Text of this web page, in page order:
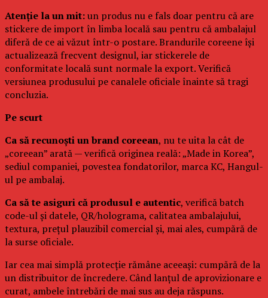
Atenție la un mit:un produs nu e fals doar pentru că are
stickere de import în limba locală sau pentru că ambalajul
diferă de ce ai văzut într-o postare. Brandurile coreene își
actualizează frecvent designul, iar stickerele de
conformitate locală sunt normale la export. Verifică
versiunea produsului pe canalele oficiale înainte să tragi
concluzia.
Pe scurt
Ca să recunoști un brand coreean, nu te uita la cât de
„coreean” arată — verifică originea reală: „Made in Korea”,
sediul companiei, povestea fondatorilor, marca KC, Hangul-
ul pe ambalaj.
Ca să te asiguri că produsul e autentic, verifică batch
code-ul și datele, QR/holograma, calitatea ambalajului,
textura, prețul plauzibil comercial și, mai ales, cumpără de
la surse oficiale.
Iar cea mai simplă protecție rămâne aceeași: cumpără de la
un distribuitor de încredere. Când lanțul de aprovizionare e
curat, ambele întrebări de mai sus au deja răspuns.